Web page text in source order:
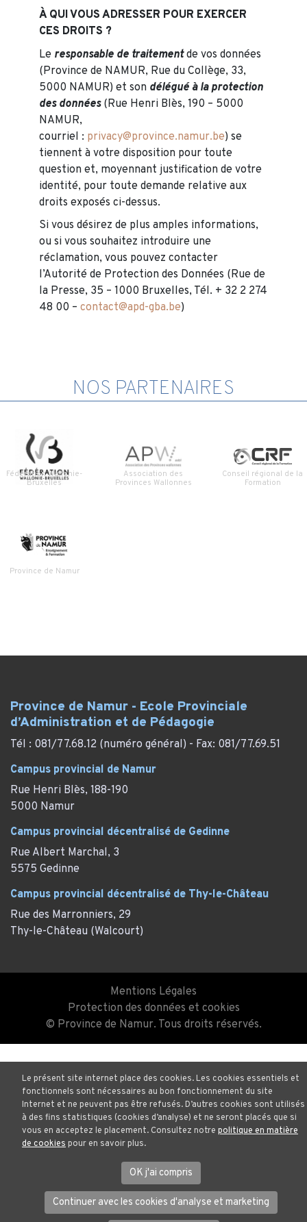
À QUI VOUS ADRESSER POUR EXERCER
CES DROITS ?
Le responsable de traitementde vos données
(Province de NAMUR, Rue du Collège, 33,
5000 NAMUR) et son délégué à la protection
des données(Rue Henri Blès, 190 – 5000
NAMUR,
courriel : privacy@province.namur.be) se
tiennent à votre disposition pour toute
question et, moyennant justification de votre
identité, pour toute demande relative aux
droits exposés ci-dessus.
Si vous désirez de plus amples informations,
ou si vous souhaitez introduire une
réclamation, vous pouvez contacter
l’Autorité de Protection des Données (Rue de
la Presse, 35 – 1000 Bruxelles, Tél. + 32 2 274
48 00 – contact@apd-gba.be)
NOS PARTENAIRES
Fédération Wallonie-
Bruxelles
Association des
Provinces Wallonnes
Conseil régional de la
Formation
Province de Namur
Province de Namur - Ecole Provinciale
d’Administration et de Pédagogie
Tél : 081/77.68.12 (numéro général) - Fax: 081/77.69.51
Campus provincial de Namur
Rue Henri Blès, 188-190
5000 Namur
Campus provincial décentralisé de Gedinne
Rue Albert Marchal, 3
5575 Gedinne
Campus provincial décentralisé de Thy-le-Château
Rue des Marronniers, 29
Thy-le-Château (Walcourt)
Mentions Légales
Protection des données et cookies
© Province de Namur. Tous droits réservés.
Le présent site internet place des cookies. Les cookies essentiels et
fonctionnels sont nécessaires au bon fonctionnement du site
Internet et ne peuvent pas être refusés. D’autres cookies sont utilisés
à des fins statistiques (cookies d’analyse) et ne seront placés que si
vous en acceptez le placement. Consultez notre politique en matière
de cookiespour en savoir plus.
OK j'ai compris
Continuer avec les cookies d'analyse et marketing